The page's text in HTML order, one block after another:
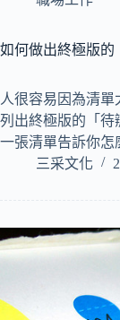
如何做出終極版的
人很容易因為清
列出終極版的「待
一張清單告訴你
三采文化